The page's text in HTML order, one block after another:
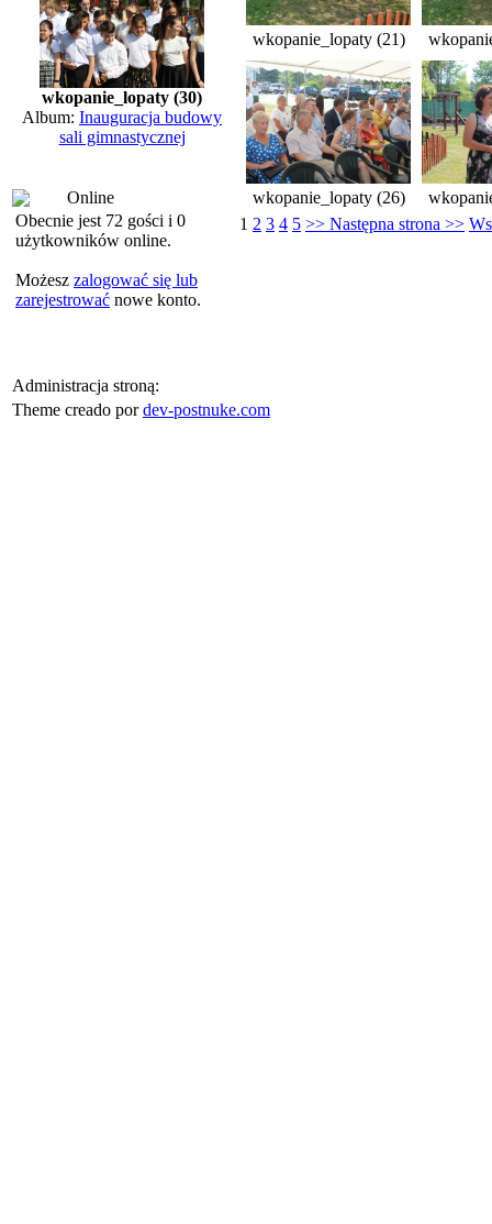
wkopanie_lopaty (30)
Album: Inauguracja budowy
sali gimnastycznej
Online
Obecnie jest 72 gości i 0
użytkowników online.
Możesz zalogować się lub
zarejestrować nowe konto.
wkopanie_lopaty (21)
wkopanie_lopaty (26)
1 2 3 4 5 >> Następna strona >>
Administracja stroną:
Theme creado pordev-postnuke.com